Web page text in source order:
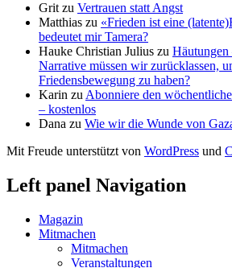
Grit zu Vertrauen statt Angst
Matthias zu «Frieden ist eine
bedeutet mir Tamera?
Hauke Christian Julius zu Häutungen
Narrative müssen wir zurücklassen,
Friedensbewegung zu haben?
Karin zu Abonniere den
– kostenlos
Dana zu Wie wir die Wunde von
Mit Freude unterstützt von WordPress und
Left panel Navigation
Magazin
Mitmachen
Mitmachen
Veranstaltungen